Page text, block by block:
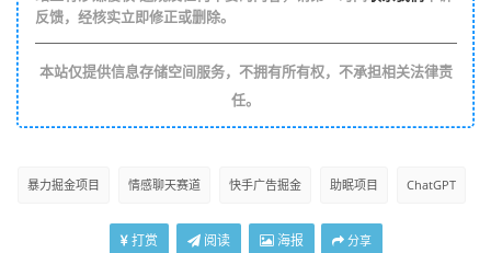
反馈，经核实立即修正或删除。
本站仅提供信息存储空间服务，不拥有所有权，不承担相关法律责
任。
暴力掘金项目 情感聊天赛道 快手广告掘金 助眠项目 ChatGPT
打赏 阅读 海报 分享